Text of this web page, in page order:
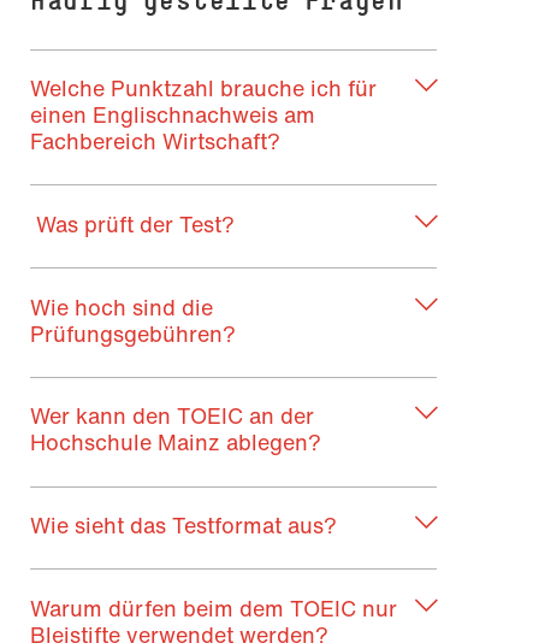
Welche Punktzahl brauche ich für
einen Englischnachweis am
Fachbereich Wirtschaft?
Was prüft der Test?
Wie hoch sind die
Prüfungsgebühren?
Wer kann den TOEIC an der
Hochschule Mainz ablegen?
Wie sieht das Testformat aus?
Warum dürfen beim dem TOEIC nur
Bleistifte verwendet werden?